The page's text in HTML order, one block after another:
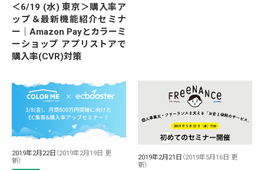
＜6/19 (水) 東京＞購入率ア
ップ＆最新機能紹介セミナ
ー｜Amazon Payとカラーミ
ーショップ アプリストアで
購入率(CVR)対策
2019年2月22日 （2019年2月19日 更
新）
2019年2月21日 （2019年5月16日 更
新）